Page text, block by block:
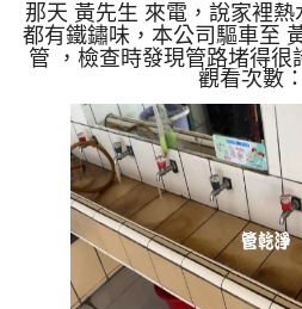
清洗水
那天 黃先生 來電，說家裡
都有鐵鏽味，本公司驅車至
管 ，檢查時發現管路堵得很
幾乎沒空間，本公司架起
入 檸檬酸 至水管，等候約15
，開啟 水槌 模式，要把水
始水龍頭就噴出棕色，味道
我家水管裡怎麼這麼髒!!
化，會產生鐵鏽跟泥沙堆積
色，地下水含有氧化
觀看次數